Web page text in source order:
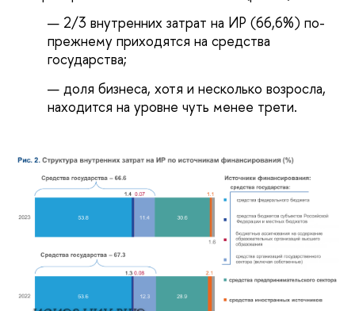
2/3 внутренних затрат на ИР (66,6%) по-
прежнему приходятся на средства
государства;
доля бизнеса, хотя и несколько возросла,
находится на уровне чуть менее трети.